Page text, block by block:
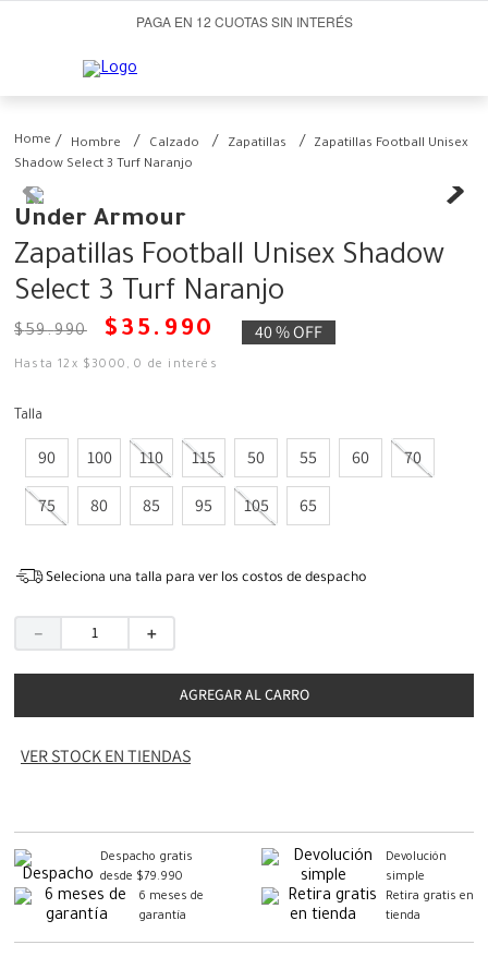
PAGA EN 12 CUOTAS SIN INTERÉS
Hombre Calzado Zapatillas
Zapatillas Football Unisex
Shadow Select 3 Turf Naranjo
Under Armour
Zapatillas Football Unisex Shadow
Select 3 Turf Naranjo
$59.990 $ 35 . 990 40 %OFF
Hasta12 x $ 3000 ,0 de interés
Talla
90 100 110 115 50 55 60 70
75 80 85 95 105 65
Seleciona una talla para ver los costos de despacho
＋
－
AGREGAR AL CARRO
VER STOCK EN TIENDAS
Despacho gratis
desde $79.990
Devolución
simple
6 meses de
garantía
Retira gratis en
tienda